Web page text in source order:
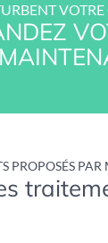
PROPOSÉS